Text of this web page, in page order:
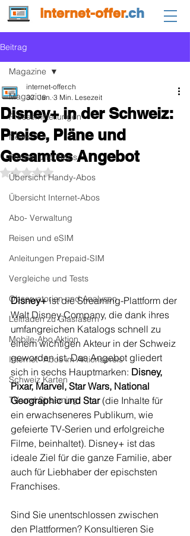
internet-offer.ch
Beitrag
Magazine
Pressemitteilungen
News
Fragen und Tipps
Übersicht Handy-Abos
Übersicht Internet-Abos
Abo- Verwaltung
Reisen und eSIM
Anleitungen Prepaid-SIM
Vergleiche und Tests
Observatorien und Analysen
Leitfaden zu Glasfasern
Mobile-Abo Aktion
Internet- Abos im Aktionspreis
Schweiz Karten
TV und Streaming
Magazine
Disney+ in der Schweiz:
Preise, Pläne und
Gesamtes Angebot
internet-offer.ch
30. Jan. 3 Min. Lesezeit
Mit NaN von 5 Sternen bewertet.
Disney+ ist die Streaming-Plattform der
Walt Disney Company, die dank ihres
umfangreichen Katalogs schnell zu
einem wichtigen Akteur in der Schweiz
geworden ist. Das Angebot gliedert
sich in sechs Hauptmarken: Disney,
Pixar, Marvel, Star Wars, National
Geographic und Star (die Inhalte für
ein erwachseneres Publikum, wie
gefeierte TV-Serien und erfolgreiche
Filme, beinhaltet). Disney+ ist das
ideale Ziel für die ganze Familie, aber
auch für Liebhaber der epischsten
Franchises.
Sind Sie unentschlossen zwischen
den Plattformen? Konsultieren Sie